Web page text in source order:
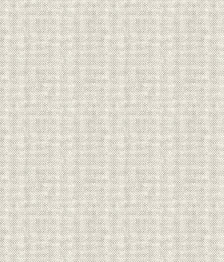
2.有田邦敬社長時代の経営陣刷新
3.経営組織と従業員の動向
第3節 再編期の鉄道・運輸事業
1.建設工事と路線計画
2.改良工事の進展
3.経営再建下の利用者サービス
4.戦時体制と鉄道事業
5.関係鉄道会社の動向
6.京阪自動車のバス事業
第4節 電気供給事業の動向
1.経営再建期の電気供給事業
2.戦時経済と電気供給事業
第5節 不動産事業と流通・レジャー事業